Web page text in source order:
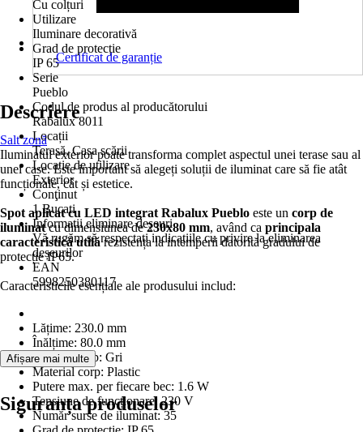
Cu colțuri
Utilizare
Iluminare decorativă
Grad de protecție
IP 65
Serie
Pueblo
Codul de produs al producătorului
Rabalux 8011
Locații
Terasă, Casa scării
Locație de utilizare
Exterior
Conţinut
1 Bucati
Informații eliminare deșeuri
Vă rugăm să respectați indicațiile cu privire la eliminarea
deșeurilor
EAN
5998250380117
Certificat de garanție
Descriere
Salt zonă
Iluminatul exterior poate transforma complet aspectul unei terase sau al
unei case. Este important să alegeți soluții de iluminat care să fie atât
funcționale, cât și estetice.
Spot aplicat cu LED integrat Rabalux Pueblo este un corp de
iluminatcu dimensiunea de230x80 mm, având ca principala
caracteristică utilărezistența la intemperii datorită gradului de
protecție IP65.
Caracteristicile esențiale ale produsului includ:
Lățime: 230.0 mm
Înălțime: 80.0 mm
Culoare corp: Gri
Material corp: Plastic
Putere max. per fiecare bec: 1.6 W
Tensiune de funcționare: 230 V
Număr surse de iluminat: 35
Afișare mai multe
Siguranța produselor